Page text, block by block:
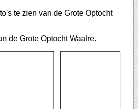
te zien van de Grote Optocht
de Grote Optocht Waalre.